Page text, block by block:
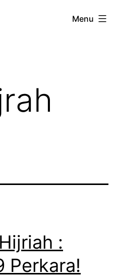
Menu
:
Perkara!